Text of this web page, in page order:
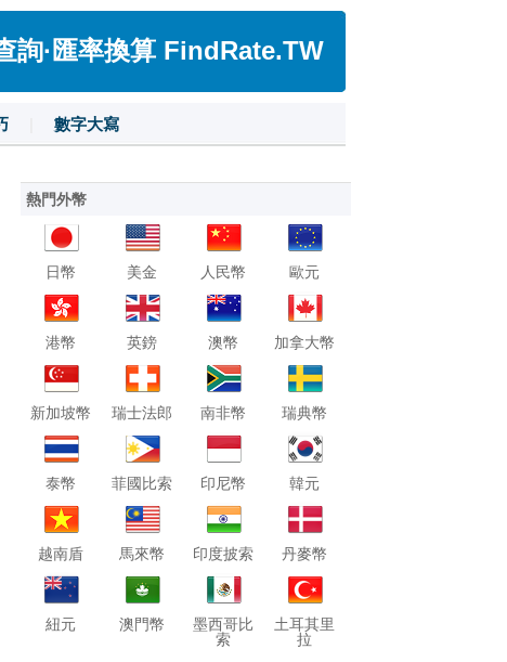
詢·匯率換算 FindRate.TW
數字大寫
熱門外幣
日幣 美金 人民幣 歐元
港幣 英鎊 澳幣 加拿大幣
新加坡幣 瑞士法郎 南非幣 瑞典幣
泰幣 菲國比索 印尼幣 韓元
越南盾 馬來幣 印度披索 丹麥幣
紐元 澳門幣
墨西哥比
索
土耳其里
拉